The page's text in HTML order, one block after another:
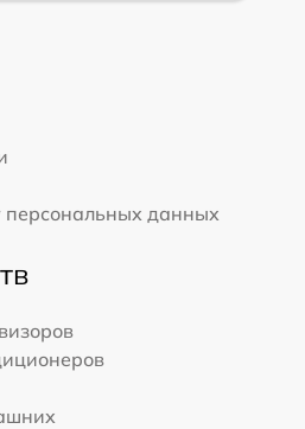
персональных данных